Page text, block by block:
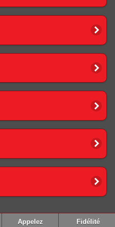
Appelez Fidélité